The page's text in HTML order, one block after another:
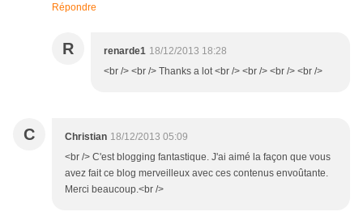
Répondre
R renarde1 18/12/2013 18:28
<br /> <br /> Thanks a lot <br /> <br /> <br /> <br />
C Christian 18/12/2013 05:09
<br /> C'est blogging fantastique. J'ai aimé la façon que vous
avez fait ce blog merveilleux avec ces contenus envoûtante.
Merci beaucoup.<br />